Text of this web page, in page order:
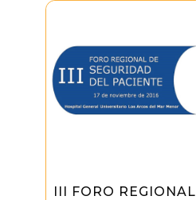
III FORO REGIONAL